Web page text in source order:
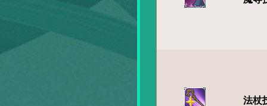
法杖